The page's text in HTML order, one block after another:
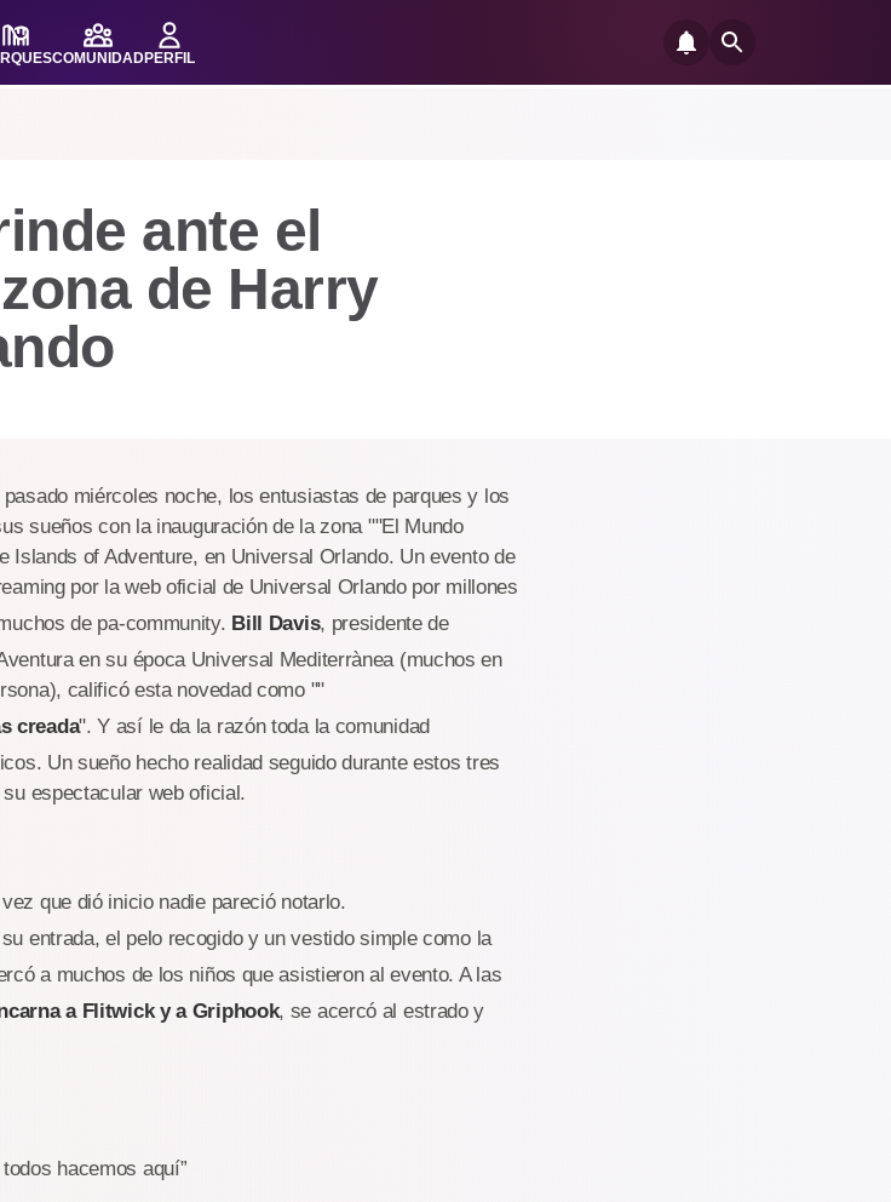
COMUNIDADPERFIL
ante el
de Harry
miércoles noche, los entusiastas de parques y los
sueños con la inauguración de la zona ""El Mundo
Islands of Adventure, en Universal Orlando. Un evento de
por la web oficial de Universal Orlando por millones
de pa-community. Bill Davis, presidente de
en su época Universal Mediterrànea (muchos en
calificó esta novedad como ""
creada". Y así le da la razón toda la comunidad
Un sueño hecho realidad seguido durante estos tres
espectacular web oficial.
que dió inicio nadie pareció notarlo.
entrada, el pelo recogido y un vestido simple como la
a muchos de los niños que asistieron al evento. A las
a Flitwick y a Griphook, se acercó al estrado y
hacemos aquí”